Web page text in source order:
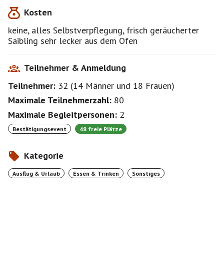
Kosten
keine, alles Selbstverpflegung, frisch geräucherter
Saibling sehr lecker aus dem Ofen
Teilnehmer & Anmeldung
Teilnehmer: 32 (14 Männer und 18 Frauen)
Maximale Teilnehmerzahl: 80
Maximale Begleitpersonen: 2
Bestätigungsevent 48 freie Plätze
Kategorie
Ausflug & Urlaub Essen & Trinken Sonstiges